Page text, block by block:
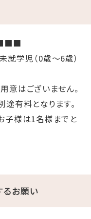
学児（0歳～6歳）
意はございません。
途有料となります。
子様は1名様までと
るお願い